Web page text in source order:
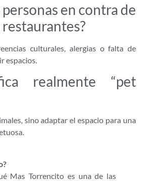
en contra de
culturales, alergias o falta de
espacios.
realmente “pet
sino adaptar el espacio para una
Mas Torrencito es una de las